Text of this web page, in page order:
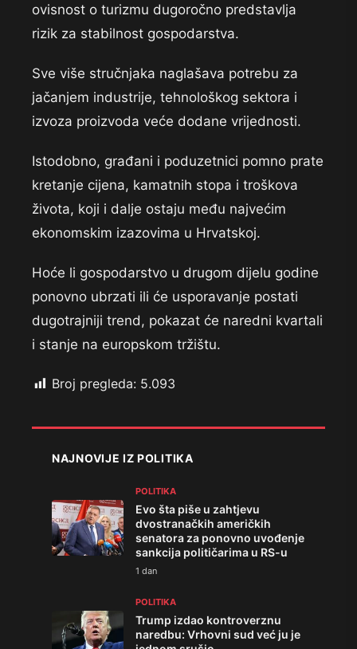
ovisnost o turizmu dugoročno predstavlja
rizik za stabilnost gospodarstva.
Sve više stručnjaka naglašava potrebu za
jačanjem industrije, tehnološkog sektora i
izvoza proizvoda veće dodane vrijednosti.
Istodobno, građani i poduzetnici pomno prate
kretanje cijena, kamatnih stopa i troškova
života, koji i dalje ostaju među najvećim
ekonomskim izazovima u Hrvatskoj.
Hoće li gospodarstvo u drugom dijelu godine
ponovno ubrzati ili će usporavanje postati
dugotrajniji trend, pokazat će naredni kvartali
i stanje na europskom tržištu.
Broj pregleda: 5.093
NAJNOVIJE IZ POLITIKA
POLITIKA
Evo šta piše u zahtjevu
dvostranačkih američkih
senatora za ponovno uvođenje
sankcija političarima u RS-u
1 dan
POLITIKA
Trump izdao kontroverznu
naredbu: Vrhovni sud već ju je